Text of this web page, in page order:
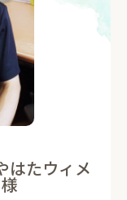
たウィメ